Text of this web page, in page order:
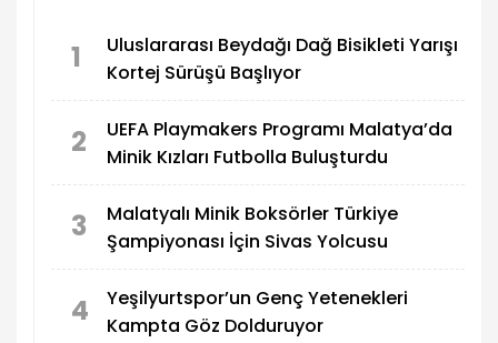
1
Uluslararası Beydağı Dağ Bisikleti Yarışı
Kortej Sürüşü Başlıyor
2
UEFA Playmakers Programı Malatya’da
Minik Kızları Futbolla Buluşturdu
3
Malatyalı Minik Boksörler Türkiye
Şampiyonası İçin Sivas Yolcusu
4
Yeşilyurtspor’un Genç Yetenekleri
Kampta Göz Dolduruyor